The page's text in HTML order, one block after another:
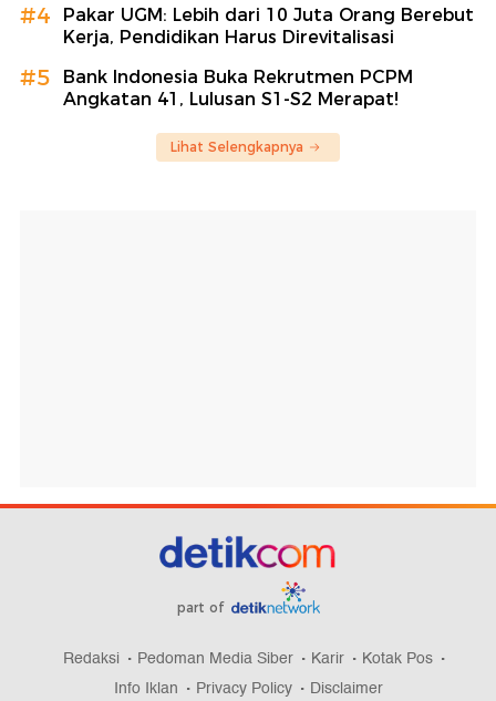
#4
Pakar UGM: Lebih dari 10 Juta Orang Berebut
Kerja, Pendidikan Harus Direvitalisasi
#5
Bank Indonesia Buka Rekrutmen PCPM
Angkatan 41, Lulusan S1-S2 Merapat!
Lihat Selengkapnya
part of
Redaksi Pedoman Media Siber Karir
Kotak Pos
Info Iklan
Privacy Policy Disclaimer